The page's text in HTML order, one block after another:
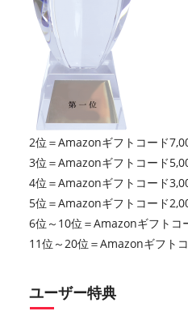
2位＝Amazonギフトコード
3位＝Amazonギフトコード
4位＝Amazonギフトコード
5位＝Amazonギフトコード
6位～10位＝Amazonギフトコ
11位～20位＝Amazonギフト
ユーザー特典